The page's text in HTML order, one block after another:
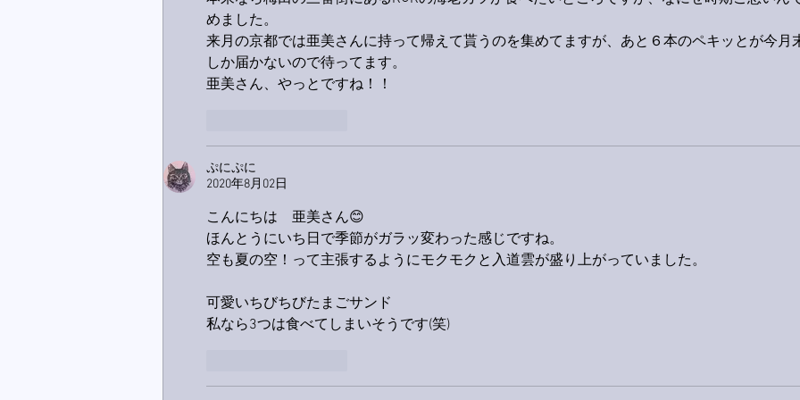
めました。
来月の京都では亜美さんに持って帰えて貰うのを集めてますが、あと６本のペキッとが今月
しか届かないので待ってます。
亜美さん、やっとですね！！
ぷにぷに
2020年8月02日
こんにちは　亜美さん😊
ほんとうにいち日で季節がガラッ変わった感じですね。
空も夏の空！って主張するようにモクモクと入道雲が盛り上がっていました。
可愛いちびちびたまごサンド
私なら3つは食べてしまいそうです(笑)